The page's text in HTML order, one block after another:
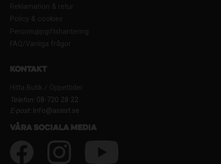
Reklamation & retur
Policy & cookies
Personuppgiftshantering
FAQ/Vanliga frågor
Kontakt
Hitta Butik / Öppettider
Telefon:08-720 28 22
E-post:Info@assist.se
Våra sociala media